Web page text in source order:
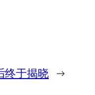
终于揭晓 →